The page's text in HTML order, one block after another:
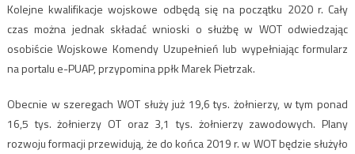
Kolejne kwalifikacje wojskowe odbędą się na początku 2020 r. Cały
czas można jednak składać wnioski o służbę w WOT odwiedzając
osobiście Wojskowe Komendy Uzupełnień lub wypełniając formularz
na portalu e-PUAP, przypomina ppłk Marek Pietrzak.
Obecnie w szeregach WOT służy już 19,6 tys. żołnierzy, w tym ponad
16,5 tys. żołnierzy OT oraz 3,1 tys. żołnierzy zawodowych. Plany
rozwoju formacji przewidują, że do końca 2019 r. w WOT będzie służyło